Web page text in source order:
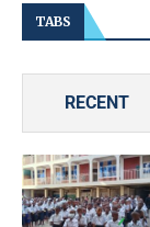
TABS
RECENT